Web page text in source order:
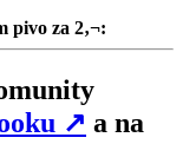
pivo za 2‚¬:
↗ a na